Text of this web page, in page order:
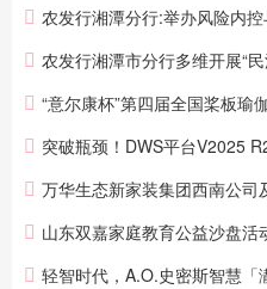
据悉，陕西
农发行湘潭分行:举办风险内控与法
农发行湘潭市分行多维开展“
“意尔康杯”第四届全国桨板瑜
突破瓶颈！DWS平台V2025 R2
万华生态新家装集团西南公司及城市
山东双嘉家庭教育公益沙盘活动：以专业
轻智时代，A.O.史密斯智慧「瀞